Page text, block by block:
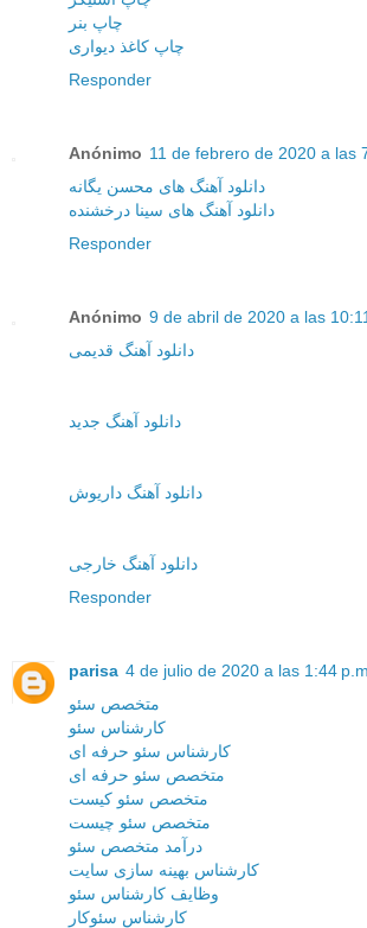
چاپ بنر
چاپ کاغذ دیواری
Responder
Anónimo 11 de febrero de 2020 a las
دانلود آهنگ های محسن یگانه
دانلود آهنگ های سینا درخشنده
Responder
Anónimo 9 de abril de 2020 a las
دانلود آهنگ قدیمی
دانلود آهنگ جدید
دانلود آهنگ داریوش
دانلود آهنگ خارجی
Responder
parisa 4 de julio de 2020 a las 1:44 p.m.
متخصص سئو
کارشناس سئو
کارشناس سئو حرفه ای
متخصص سئو حرفه ای
متخصص سئو کیست
متخصص سئو چیست
درآمد متخصص سئو
کارشناس بهینه سازی سایت
وظایف کارشناس سئو
کارشناس سئوکار